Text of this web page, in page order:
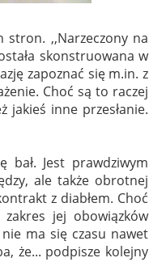
,,Narzeczony na
skonstruowana w
zapoznać się m.in. z
Choć są to raczej
jakieś inne przesłanie.
bał. Jest prawdziwym
ale także obrotnej
z diabłem. Choć
jej obowiązków
ma się czasu nawet
że... podpisze kolejny